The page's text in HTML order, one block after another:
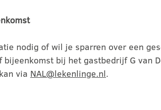
nodig of wil je sparren over een
bijeenkomst bij het gastbedrijf G van
via NAL@lekenlinge.nl.